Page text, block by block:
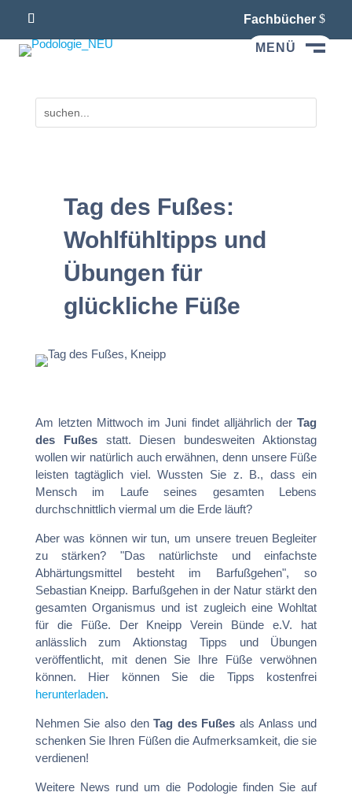
Fachbücher
MENÜ
Tag des Fußes:
Wohlfühltipps und
Übungen für
glückliche Füße
Am letzten Mittwoch im Juni findet alljährlich der Tag
des Fußesstatt. Diesen bundesweiten Aktionstag
wollen wir natürlich auch erwähnen, denn unsere Füße
leisten tagtäglich viel. Wussten Sie z. B., dass ein
Mensch im Laufe seines gesamten Lebens
durchschnittlich viermal um die Erde läuft?
Aber was können wir tun, um unsere treuen Begleiter
zu stärken? "Das natürlichste und einfachste
Abhärtungsmittel besteht im Barfußgehen", so
Sebastian Kneipp. Barfußgehen in der Natur stärkt den
gesamten Organismus und ist zugleich eine Wohltat
für die Füße. Der Kneipp Verein Bünde e.V. hat
anlässlich zum Aktionstag Tipps und Übungen
veröffentlicht, mit denen Sie Ihre Füße verwöhnen
können. Hier können Sie die Tipps kostenfrei
herunterladen.
Nehmen Sie also denTag des Fußes als Anlass und
schenken Sie Ihren Füßen die Aufmerksamkeit, die sie
verdienen!
Weitere News rund um die Podologie finden Sie auf